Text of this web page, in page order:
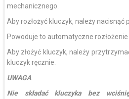
mechanicznego.
Aby rozłożyć kluczyk, należy nacisnąć
Powoduje to automatyczne rozłożenie
Aby złożyć kluczyk, należy
kluczyk ręcznie.
UWAGA
Nie składać kluczyka bez